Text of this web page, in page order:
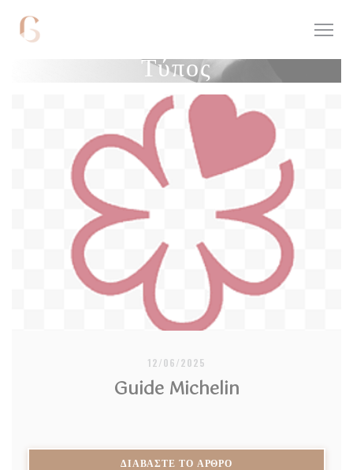
Πίνακας διαχείρισης "Μπισκότων" (Cookies)
Τύπος
12/06/2025
Guide Michelin
ΔΙΑΒΆΣΤΕ ΤΟ ΆΡΘΡΟ